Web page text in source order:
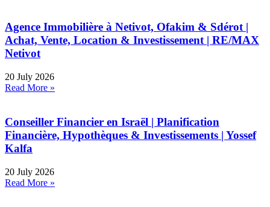
Agence Immobilière à Netivot, Ofakim & Sdérot |
Achat, Vente, Location & Investissement | RE/MAX
Netivot
20 July 2026
Read More »
Conseiller Financier en Israël | Planification
Financière, Hypothèques & Investissements | Yossef
Kalfa
20 July 2026
Read More »